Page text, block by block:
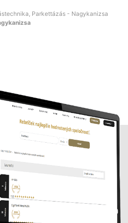
Parkettázás - Nagykanizsa